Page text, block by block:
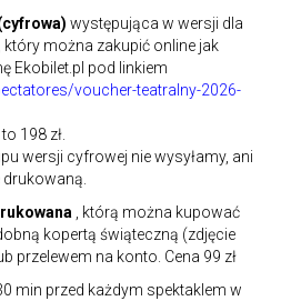
występująca w wersji dla
można zakupić online jak
Ekobilet.pl pod linkiem
voucher-teatralny-2026-
198 zł.
wersji cyfrowej nie wysyłamy, ani
, którą można kupować
kopertą świąteczną (zdjęcie
przelewem na konto. Cena 99 zł
min przed każdym spektaklem w